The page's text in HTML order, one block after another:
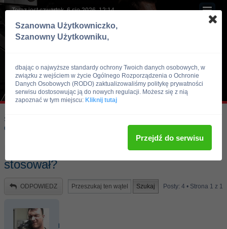
Teraz jest czwartek, 6 sie 2026, 12:14
Skocz do:
Odżywki i suplementy
Mass ATTACK - odżywka + dieta - kto
stosował?
ODPOWIEDZ Posty: 4 • Strona 1 z 1
Szanowna Użytkowniczko,
Szanowny Użytkowniku,
dbając o najwyższe standardy ochrony Twoich danych osobowych, w
związku z wejściem w życie Ogólnego Rozporządzenia o Ochronie
Danych Osobowych (RODO) zaktualizowaliśmy politykę prywatności
serwisu dostosowując ją do nowych regulacji. Możesz się z nią
zapoznać w tym miejscu: Kliknij tutaj
Przejdź do serwisu